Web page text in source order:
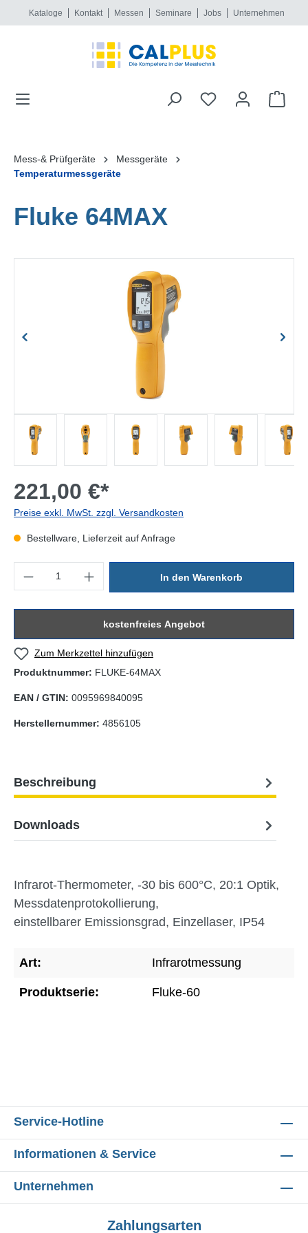
springen
Kataloge Kontakt Messen Seminare Jobs Unternehmen
Mess-& Prüfgeräte
Messgeräte
Temperaturmessgeräte
Fluke 64MAX
221,00 €*
Preise exkl. MwSt. zzgl. Versandkosten
Bestellware, Lieferzeit auf Anfrage
In den Warenkorb
kostenfreies Angebot
Zum Merkzettel hinzufügen
Produktnummer: FLUKE-64MAX
EAN / GTIN: 0095969840095
Herstellernummer: 4856105
Beschreibung
Downloads
Infrarot-Thermometer, -30 bis 600°C, 20:1 Optik,
Messdatenprotokollierung,
einstellbarer Emissionsgrad, Einzellaser, IP54
Art: Infrarotmessung
Produktserie: Fluke-60
Service-Hotline
Informationen & Service
Unternehmen
Zahlungsarten